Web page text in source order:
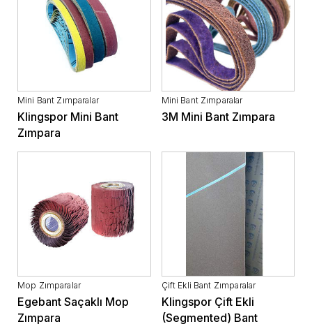
Mini Bant Zımparalar
Klingspor Mini Bant
Zımpara
Çift Ekli Bant Zımparalar
Klingspor Çift Ekli
(Segmented) Bant
Mop Zımparalar
Egebant Saçaklı Mop
Zımpara
Mini Bant Zımparalar
3M Mini Bant Zımpara